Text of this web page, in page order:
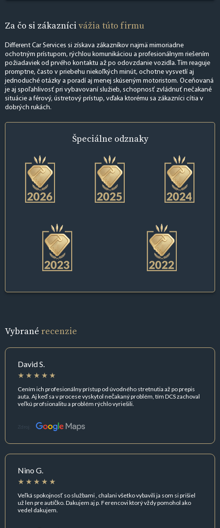
Za čo si zákazníci vážia túto firmu
Different Car Services si získava zákazníkov najmä mimoriadne
ochotným prístupom, rýchlou komunikáciou a profesionálnym riešením
požiadaviek od prvého kontaktu až po odovzdanie vozidla. Tím reaguje
promptne, často v priebehu niekoľkých minút, ochotne vysvetlí aj
jednoduché otázky a poradí aj menej skúseným motoristom. Oceňovaná
je aj spoľahlivosť pri vybavovaní služieb, schopnosť zvládnuť nečakané
situácie a férový, ústretový prístup, vďaka ktorému sa zákazníci cítia v
dobrých rukách.
Špeciálne odznaky
Vybrané recenzie
David S.
Cením ich profesionálny prístup od úvodného stretnutia až po prepis
auta. Aj keď sa v procese vyskytol nečakaný problém, tím DCS zachoval
veľkú profsionalitu a problém rýchlo vyriešili.
Zdroj:
Nino G.
Veľká spokojnosť so službami , chalani všetko vybavili ja som si prišiel
už len pre autíčko. Dakujem aj p. Ferencovi ktorý vždy pomohol ako
vedel dakujem.